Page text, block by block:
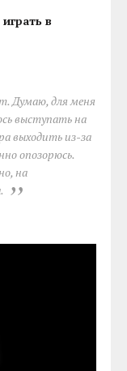
в
Думаю, для меня
выступать на
выходить из-за
опозорюсь.
на